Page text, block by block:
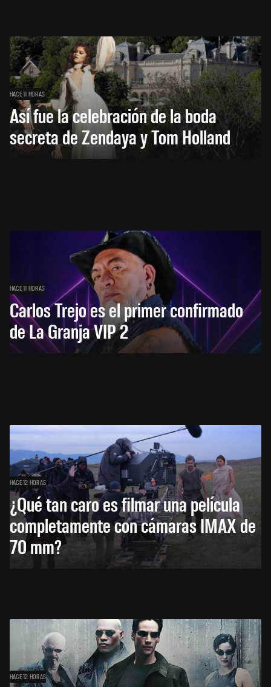
HACE 11 HORAS
Así fue la celebración de la boda
secreta de Zendaya y Tom Holland
HACE 11 HORAS
Carlos Trejo es el primer confirmado
de La Granja VIP 2
HACE 12 HORAS
¿Qué tan caro es filmar una película
completamente con cámaras IMAX de
70 mm?
HACE 12 HORAS